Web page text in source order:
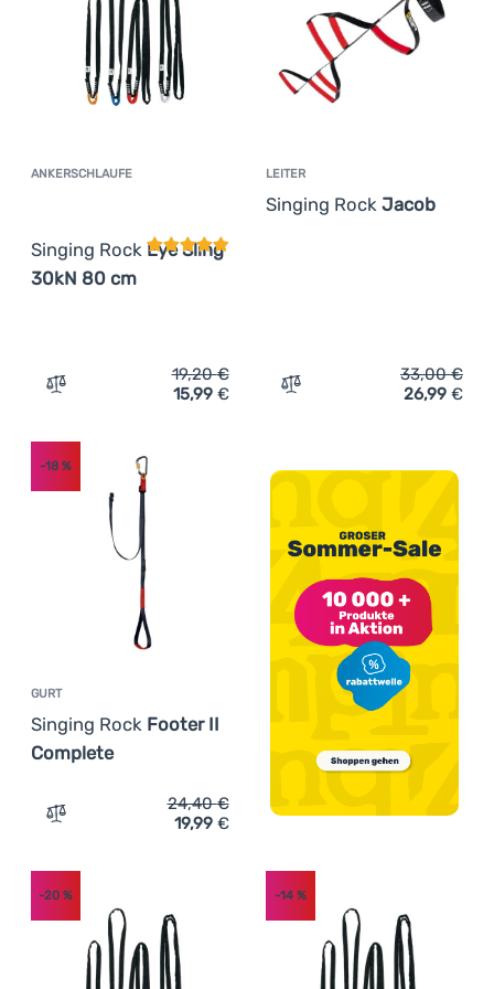
Anmelden /
Registrieren
ANKERSCHLAUFE
Singing Rock Eye Sling
30kN 80 cm
Kundenbewertung
Zum Vergleich 'Ankerschlaufe Singing Rock Eye Sling
19,20€
15,99 €
LEITER
Singing Rock Jacob
Zum Vergleich 'Leiter
33,00€
26,99 €
GURT
Singing Rock Footer II
Complete
-18 %
Zum Vergleich 'Gurt Singing Rock Footer II Complete'
24,40€
19,99 €
-20 % -14%